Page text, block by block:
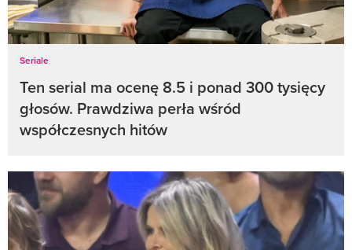
Seriale
Ten serial ma ocenę 8.5 i ponad 300 tysięcy
głosów. Prawdziwa perła wśród
współczesnych hitów